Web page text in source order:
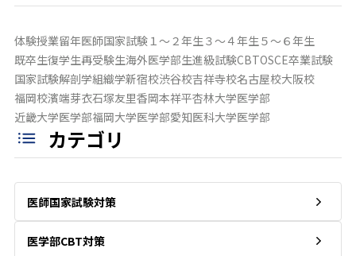
体験授業留年医師国家試験１～２年生３～４年生５～６年生
既卒生復学生再受験生海外医学部生進級試験CBTOSCE卒業試験
国家試験解剖学組織学新宿校渋谷校吉祥寺校名古屋校大阪校
福岡校濱端芽衣石塚友里香岡本祥平杏林大学医学部
近畿大学医学部福岡大学医学部愛知医科大学医学部
カテゴリ
医師国家試験対策
医学部CBT対策